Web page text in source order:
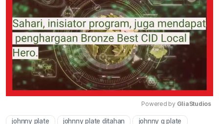
Powered by GliaStudios
johnny plate johnny plate ditahan johnny g plate